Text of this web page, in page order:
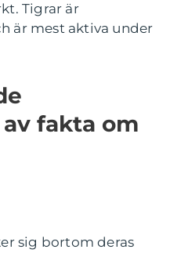
Tigrar är
är mest aktiva under
fakta om
sig bortom deras